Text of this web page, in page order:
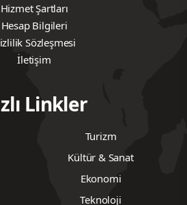
Hizmet Şartları
Hesap Bilgileri
Sözleşmesi
İletişim
Linkler
Turizm
Kültür & Sanat
Ekonomi
Teknoloji